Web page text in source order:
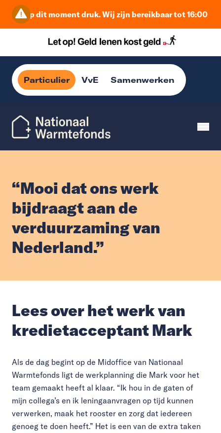
is op dit moment druk. Wij zijn bereikbaar tot 16:00 uur.
Particulier VvE Samenwerken
“Mooi dat ons werk
bijdraagt aan de
verduurzaming van
Nederland.”
Lees over het werk van
kredietacceptant Mark
Als de dag begint op de Midoffice van Nationaal
Warmtefonds ligt de werkplanning die Mark voor het
team gemaakt heeft al klaar. “Ik hou in de gaten of
mijn collega’s en ik leningaanvragen op tijd kunnen
verwerken, maak het rooster en zorg dat iedereen
genoeg te doen heeft.” Het is een van de extra taken